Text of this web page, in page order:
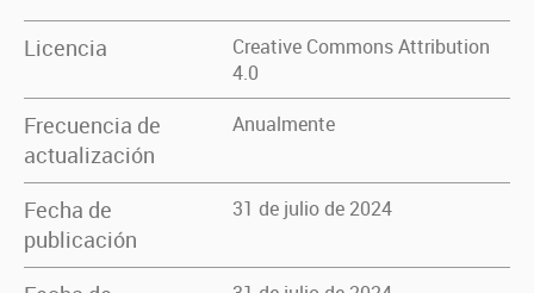
Licencia
Creative Commons Attribution
4.0
Frecuencia de
actualización
Anualmente
Fecha de
publicación
31 de julio de 2024